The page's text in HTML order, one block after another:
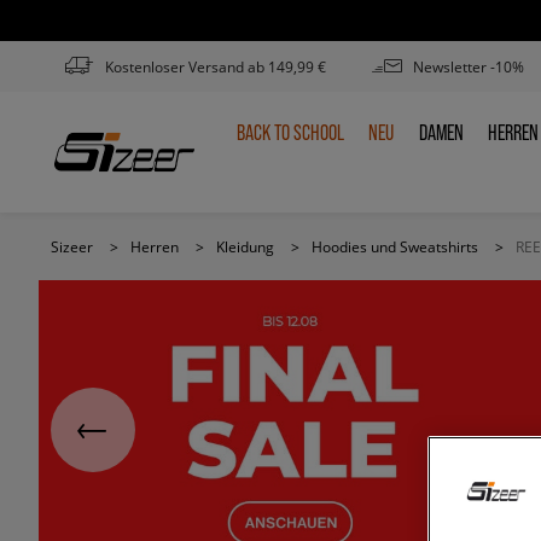
Kostenloser Versand ab 149,99 € Newsletter -10%
BACK
BACK TO SCHOOL NEU
NEU DAMEN
DAMEN HERREN
HERREN
Sizeer > Herren > Kleidung > Hoodies und Sweatshirts >